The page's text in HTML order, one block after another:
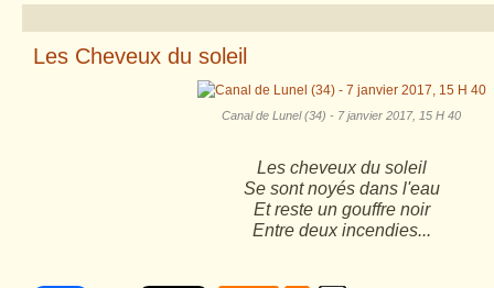
Les Cheveux du soleil
Canal de Lunel (34) - 7 janvier 2017, 15 H 40
Les cheveux du soleil
Se sont noyés dans l'eau
Et reste un gouffre noir
Entre deux incendies...